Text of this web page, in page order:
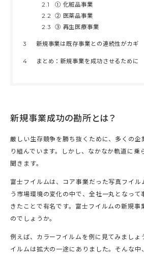
2.1
① 化粧品事業
2.2 ② 医薬品事業
2.3
③ 再生医療事業
3 新規事業は既存事業との連続性がカギ
4 まとめ：新規事業を成功させるために
新規事業成功の勘所とは？
厳しい生存競争を勝ち抜くために、多くの企
り組んでいます。しかし、なかなか軌道に乗
聞きます。
富士フイルムは、コア事業だった写真フイ
う市場環境の変化の中で、全社一丸となって
きたことで有名です。富士フイルムの新規事
のでしょうか。
例えば、カラーフイルムを例に見てみましょ
イルムは拡大の一途にありました。そんな中